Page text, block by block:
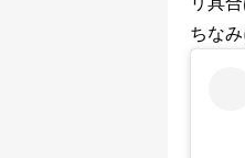
ちな